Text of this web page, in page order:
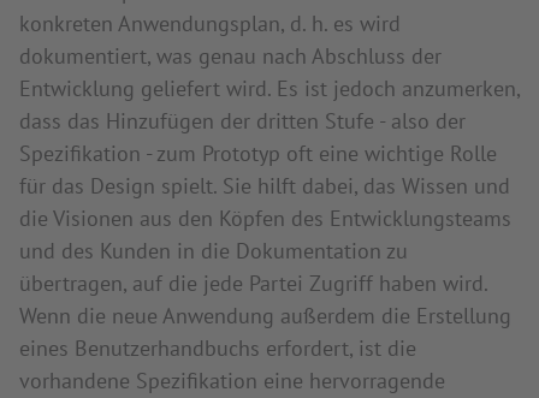
konkreten Anwendungsplan, d. h. es wird
dokumentiert, was genau nach Abschluss der
Entwicklung geliefert wird. Es ist jedoch anzumerken,
dass das Hinzufügen der dritten Stufe - also der
Spezifikation - zum Prototyp oft eine wichtige Rolle
für das Design spielt. Sie hilft dabei, das Wissen und
die Visionen aus den Köpfen des Entwicklungsteams
und des Kunden in die Dokumentation zu
übertragen, auf die jede Partei Zugriff haben wird.
Wenn die neue Anwendung außerdem die Erstellung
eines Benutzerhandbuchs erfordert, ist die
vorhandene Spezifikation eine hervorragende